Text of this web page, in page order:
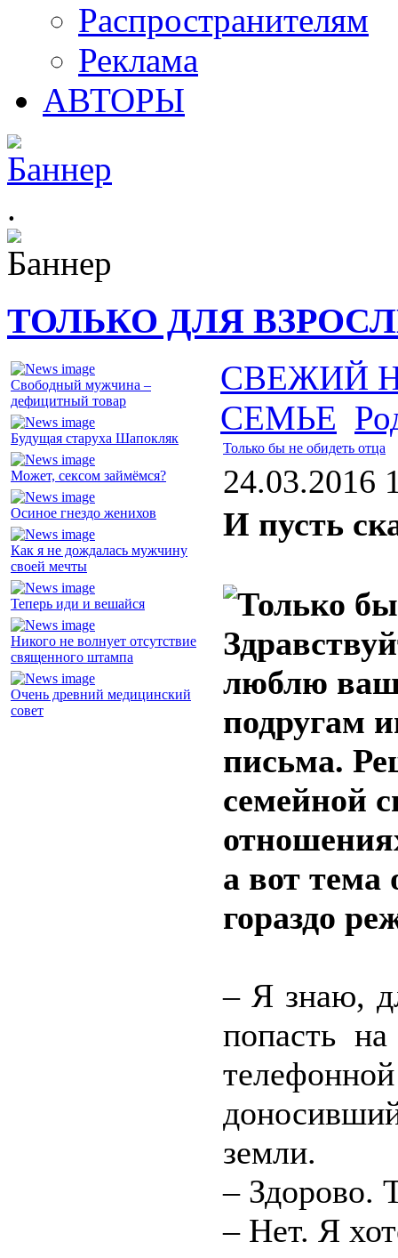
Распространителям
Реклама
АВТОРЫ
.
ТОЛЬКО ДЛЯ
Свободный мужчина –
дефицитный товар
Будущая старуха Шапокляк
Может, сексом займёмся?
Осиное гнездо женихов
Как я не дождалась мужчину
своей мечты
Теперь иди и вешайся
Никого не волнует отсутствие
священного штампа
Очень древний медицинский
совет
СВЕЖИЙ
СЕМЬЕ
Только бы не обидеть отца
24.03.2016
И пусть
люблю
подругам
письма.
семейной
а вот тема
гораздо
– Я знаю,
попасть
земли.
– Здорово.
– Нет. Я